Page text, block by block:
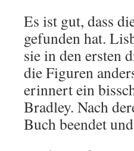
Es ist gut, dass
gefunden hat.
sie in den ersten
die Figuren
erinnert ein
Bradley. Nach
Buch beendet